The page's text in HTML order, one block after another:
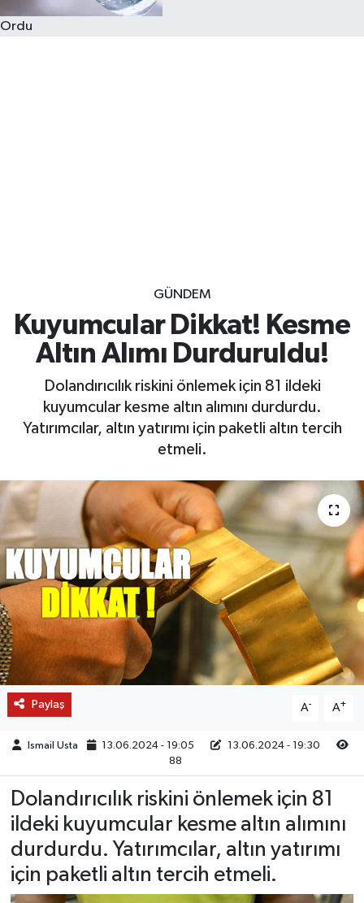
Ordu
GÜNDEM
Kuyumcular Dikkat! Kesme
Altın Alımı Durduruldu!
Dolandırıcılık riskini önlemek için 81 ildeki
kuyumcular kesme altın alımını durdurdu.
Yatırımcılar, altın yatırımı için paketli altın tercih
etmeli.
Paylaş A- A+
Ismail Usta 13.06.2024 - 19:05
13.06.2024 - 19:30
88
Dolandırıcılık riskini önlemek için 81
ildeki kuyumcular kesme altın alımını
durdurdu. Yatırımcılar, altın yatırımı
için paketli altın tercih etmeli.